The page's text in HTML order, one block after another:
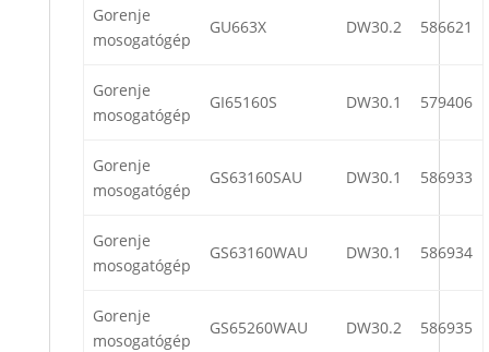
Gorenje
mosogatógép
GU663X DW30.2 586621
Gorenje
mosogatógép
GI65160S DW30.1 579406
Gorenje
mosogatógép
GS63160SAU DW30.1 586933
Gorenje
mosogatógép
GS63160WAU DW30.1 586934
Gorenje
mosogatógép
GS65260WAU DW30.2 586935